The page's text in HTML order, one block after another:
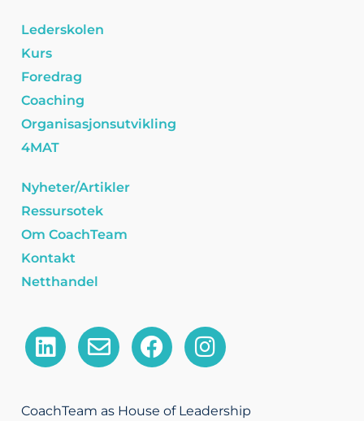
Lederskolen
Kurs
Foredrag
Coaching
Organisasjonsutvikling
4MAT
Nyheter/Artikler
Ressursotek
Om CoachTeam
Kontakt
Netthandel
L
i
k
E
n
e
F
a
e
I
n
t
CoachTeam as House of Leadership